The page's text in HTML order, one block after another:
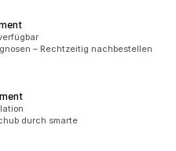
– Rechtzeitig nachbestellen
durch smarte